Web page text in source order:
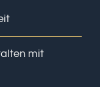
mit